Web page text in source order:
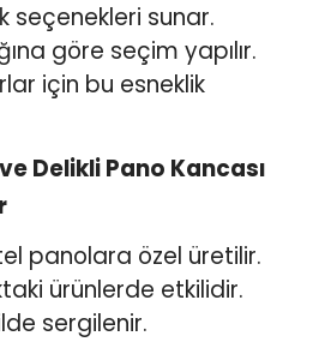
seçenekleri sunar.
göre seçim yapılır.
için bu esneklik
Delikli Pano Kancası
panolara özel üretilir.
ürünlerde etkilidir.
sergilenir.